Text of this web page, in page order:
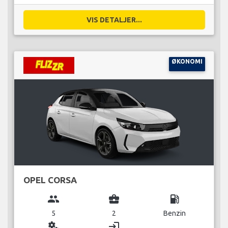
VIS DETALJER...
ØKONOMI
OPEL CORSA
group
5
business_center
2
local_gas_station
Benzin